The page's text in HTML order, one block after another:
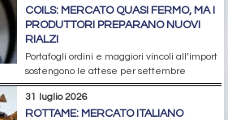
COILS: MERCATO QUASI FERMO, MA I
PRODUTTORI PREPARANO NUOVI
RIALZI
Portafogli ordini e maggiori vincoli all’import
sostengono le attese per settembre
31 luglio 2026
ROTTAME: MERCATO ITALIANO